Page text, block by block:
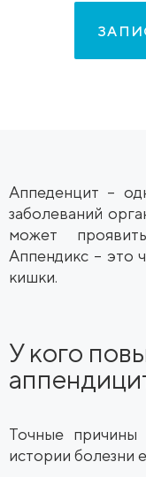
Аппеденцит –
заболеваний
может
Аппендикс – это
кишки.
У кого
Точные причины
истории болезни